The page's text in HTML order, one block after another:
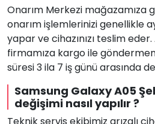
Onarım Merkezi mağazamıza
onarım işlemlerinizi genellikle
yapar ve cihazınızı teslim eder.
firmamıza kargo ile
süresi 3 ila 7 iş günü arasında
Samsung Galaxy A05
değişimi nasıl yapılır ?